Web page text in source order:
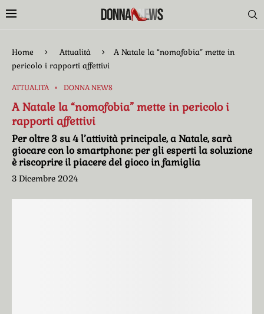
Home Attualità
A Natale la “nomofobia” mette in
pericolo i rapporti affettivi
ATTUALITÀ DONNA NEWS
A Natale la “nomofobia” mette in pericolo i
rapporti affettivi
Per oltre 3 su 4 l’attività principale, a Natale, sarà
giocare con lo smartphone: per gli esperti la soluzione
è riscoprire il piacere del gioco in famiglia
3 Dicembre 2024